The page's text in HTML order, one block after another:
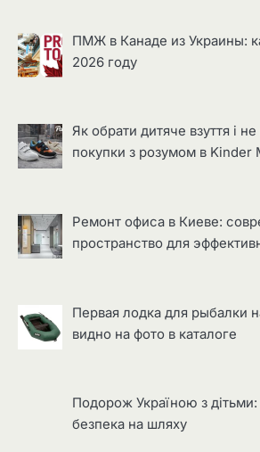
ПМЖ в Канаде из Украины:
2026 году
Як обрати дитяче взуття і
покупки з розумом в Kinder
Ремонт офиса в Киеве:
пространство для
Первая лодка для рыбалки
видно на фото в каталоге
Подорож Україною з дітьми:
безпека на шляху